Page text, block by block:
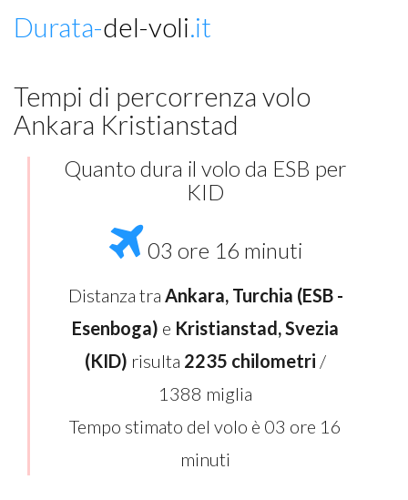
Durata-del-voli.it
Tempi di percorrenza volo
Ankara Kristianstad
Quanto dura il volo da ESB per
KID
03 ore 16 minuti
Distanza tra Ankara, Turchia (ESB -
Esenboga) e Kristianstad, Svezia
(KID) risulta 2235 chilometri /
1388 miglia
Tempo stimato del volo è 03 ore 16
minuti